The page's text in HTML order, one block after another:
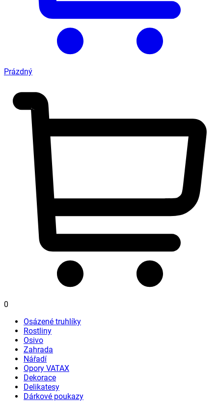
Prázdný
0
Osázené truhlíky
Rostliny
Osivo
Zahrada
Nářadí
Opory VATAX
Dekorace
Delikatesy
Dárkové poukazy